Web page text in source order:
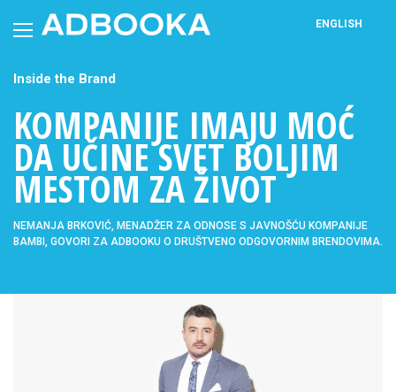
content
ENGLISH
Inside the Brand
KOMPANIJE IMAJU MOĆ
DA UČINE SVET BOLJIM
MESTOM ZA ŽIVOT
NEMANJA BRKOVIĆ, MENADŽER ZA ODNOSE S JAVNOŠĆU KOMPANIJE
BAMBI, GOVORI ZA ADBOOKU O DRUŠTVENO ODGOVORNIM BRENDOVIMA.